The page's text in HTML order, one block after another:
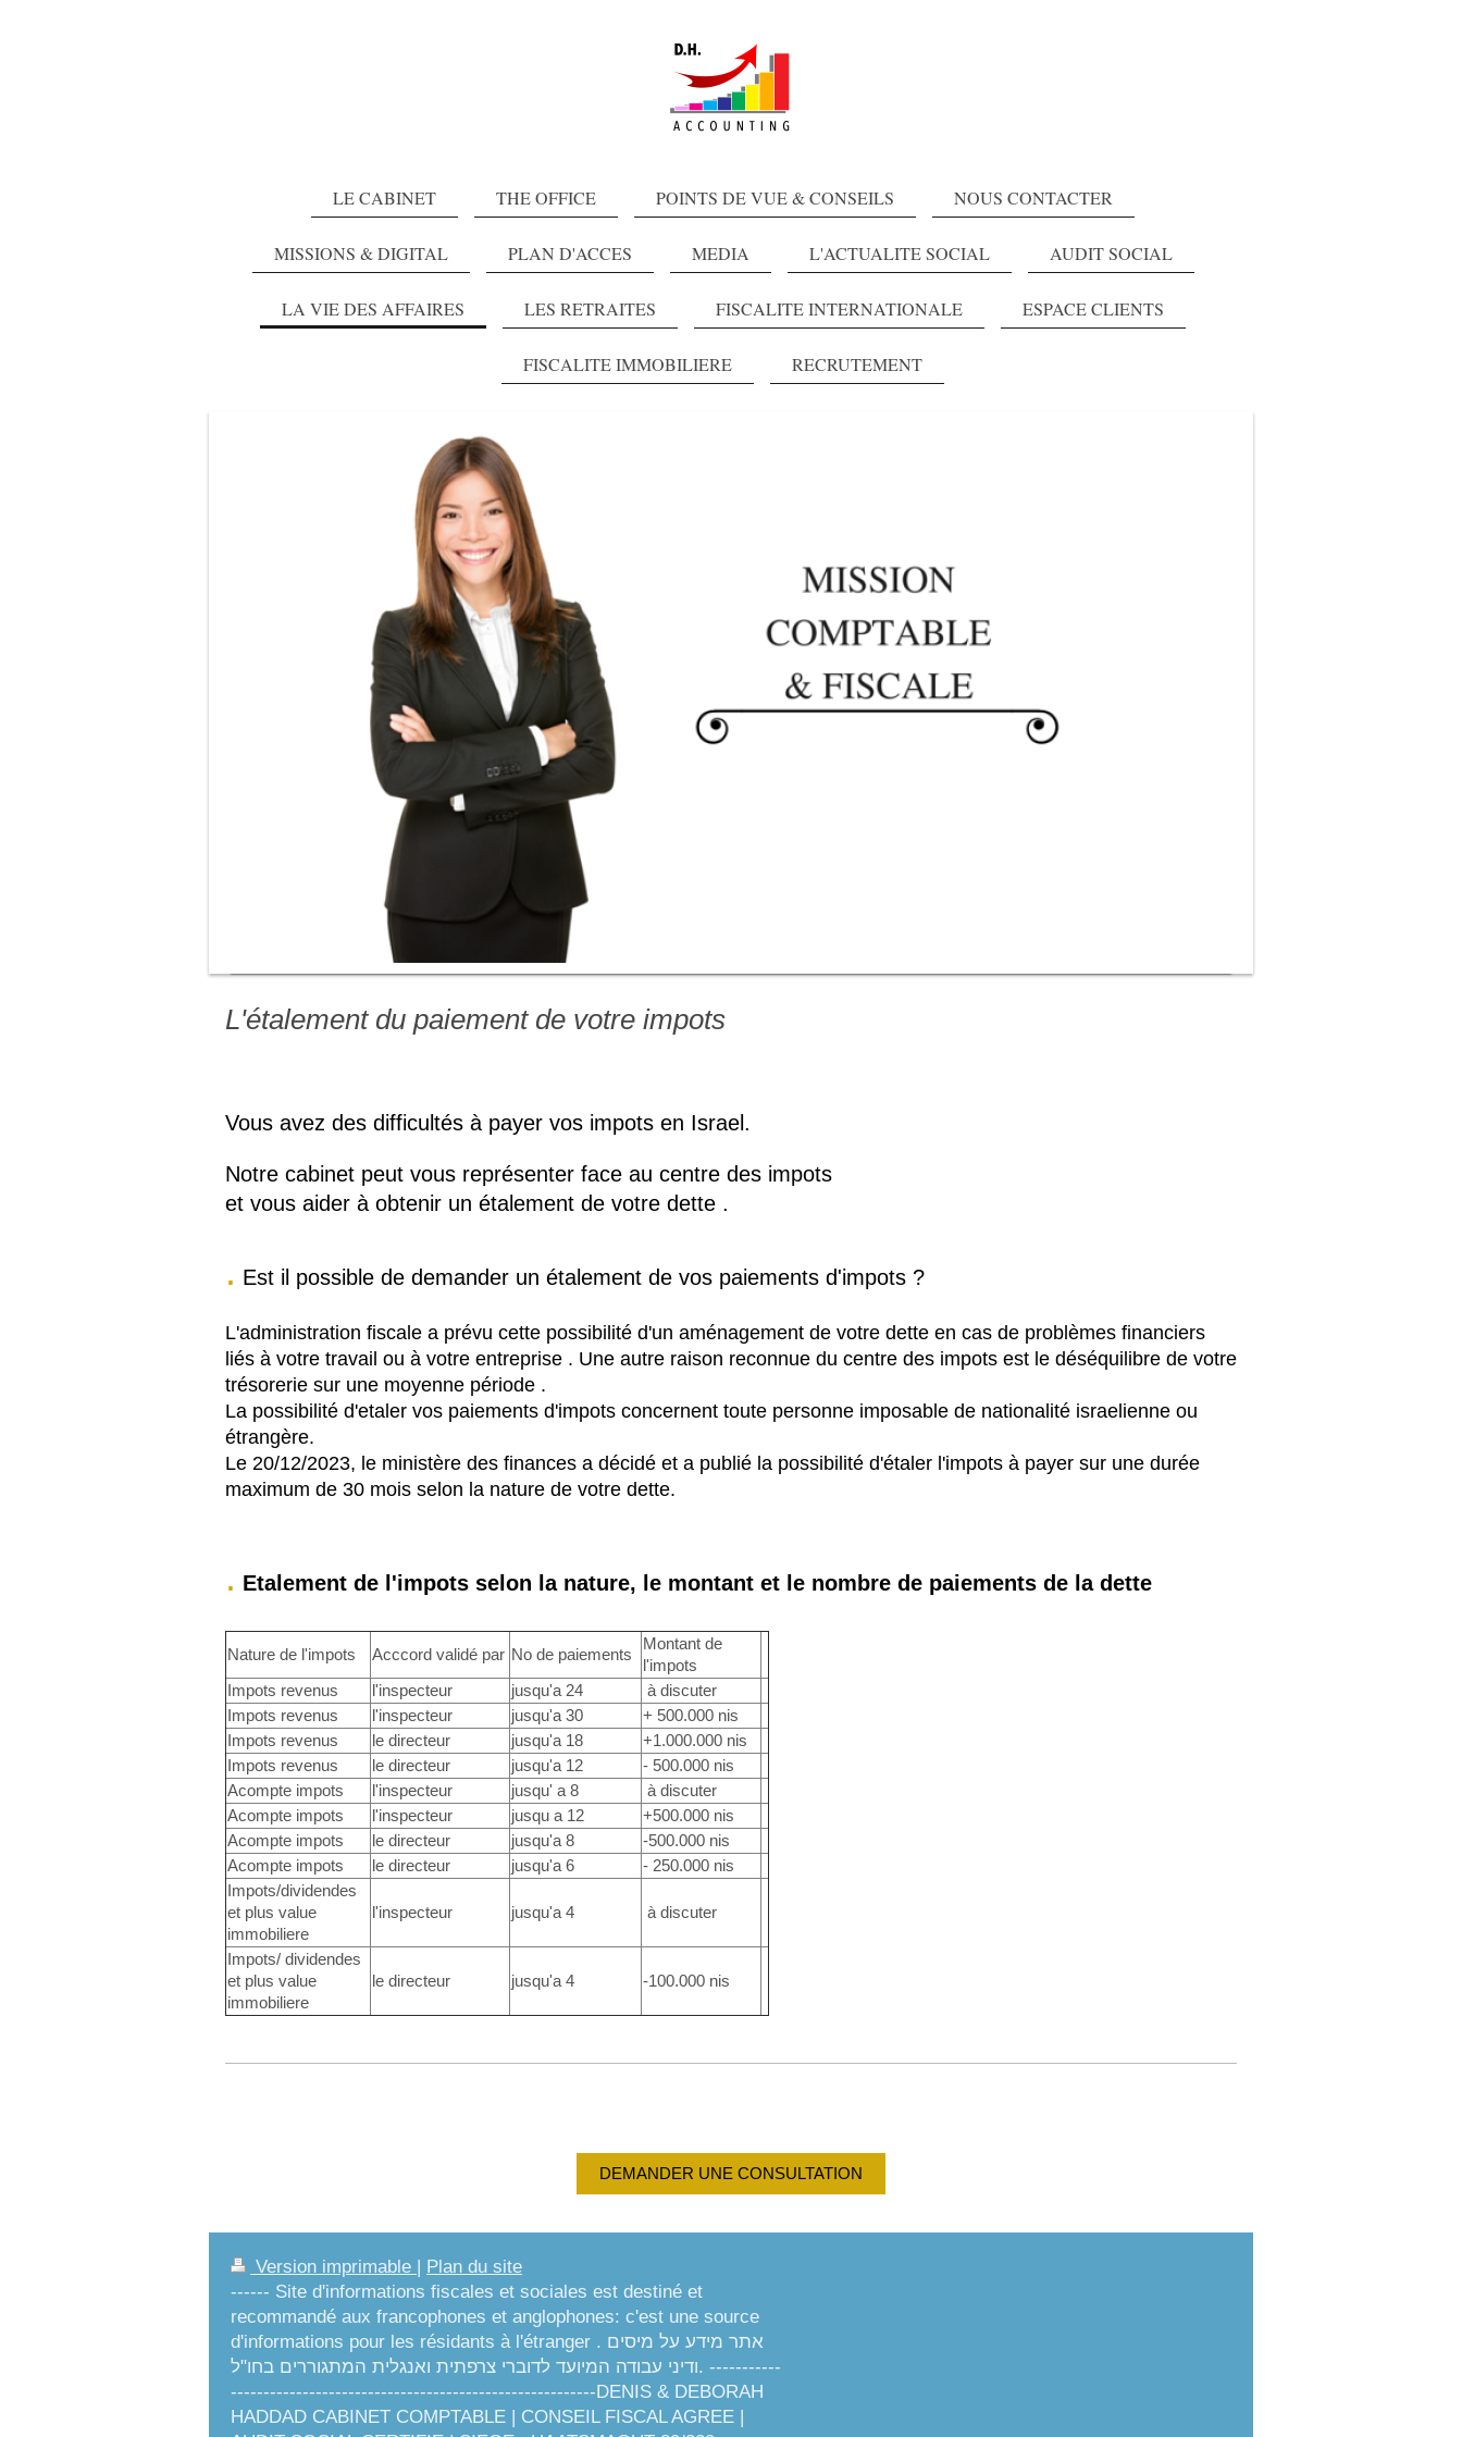
LE CABINET THE OFFICE POINTS DE VUE & CONSEILS NOUS CONTACTER
MISSIONS & DIGITAL PLAN D'ACCES MEDIA L'ACTUALITE SOCIAL AUDIT SOCIAL
LA VIE DES AFFAIRES LES RETRAITES FISCALITE INTERNATIONALE ESPACE CLIENTS
FISCALITE IMMOBILIERE RECRUTEMENT
L'étalement du paiement de votre impots
Vous avez des difficultés à payer vos impots en Israel.
Notre cabinet peut vous représenter face au centre des impots
et vous aider à obtenir un étalement de votre dette .
. Est il possible de demander un étalement de vos paiements d'impots ?
L'administration fiscale a prévu cette possibilité d'un aménagement de votre dette en cas de problèmes financiers
liés à votre travail ou à votre entreprise . Une autre raison reconnue du centre des impots est le déséquilibre de votre
trésorerie sur une moyenne période .
La possibilité d'etaler vos paiements d'impots concernent toute personne imposable de nationalité israelienne ou
étrangère.
Le 20/12/2023, le ministère des finances a décidé et a publié la possibilité d'étaler l'impots à payer sur une durée
maximum de 30 mois selon la nature de votre dette.
. Etalement de l'impots selon la nature, le montant et le nombre de paiements de la dette
Nature de l'impots Acccord validé par No de paiements
Montant de
l'impots
Impots revenus
l'inspecteur jusqu'a 24
à discuter
Impots revenus
l'inspecteur jusqu'a 30
+ 500.000 nis
Impots revenus
le directeur jusqu'a 18
+1.000.000 nis
Impots revenus
le directeur jusqu'a 12
- 500.000 nis
Acompte impots
l'inspecteur jusqu' a 8
à discuter
Acompte impots
l'inspecteur jusqu a 12
+500.000 nis
Acompte impots
le directeur jusqu'a 8
-500.000 nis
Acompte impots
le directeur jusqu'a 6
- 250.000 nis
Impots/dividendes
et plus value
immobiliere
l'inspecteur jusqu'a 4 à discuter
Impots/ dividendes
et plus value
immobiliere
le directeur jusqu'a 4 -100.000 nis
DEMANDER UNE CONSULTATION
Version imprimable | Plan du site
------ Site d'informations fiscales et sociales est destiné et
recommandé aux francophones et anglophones: c'est une source
d'informations pour les résidants à l'étranger . אתר מידע על מיסים
ודיני עבודה המיועד לדוברי צרפתית ואנגלית המתגוררים בחו"ל. -----------
--------------------------------------------------------DENIS & DEBORAH
HADDAD CABINET COMPTABLE | CONSEIL FISCAL AGREE |